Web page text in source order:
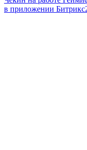
в приложении